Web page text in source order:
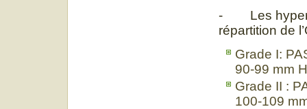
- Les
répartition de
Grade I:
90-99 mm
Grade II :
100-109